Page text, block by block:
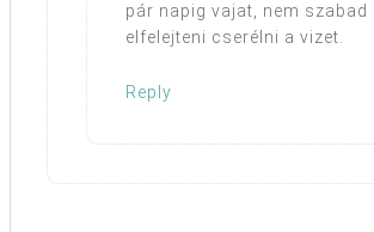
pár napig vajat, nem szabad
elfelejteni cserélni a vizet.
Reply